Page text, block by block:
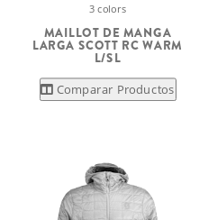
3 colors
MAILLOT DE MANGA
LARGA SCOTT RC WARM
L/SL
Comparar Productos